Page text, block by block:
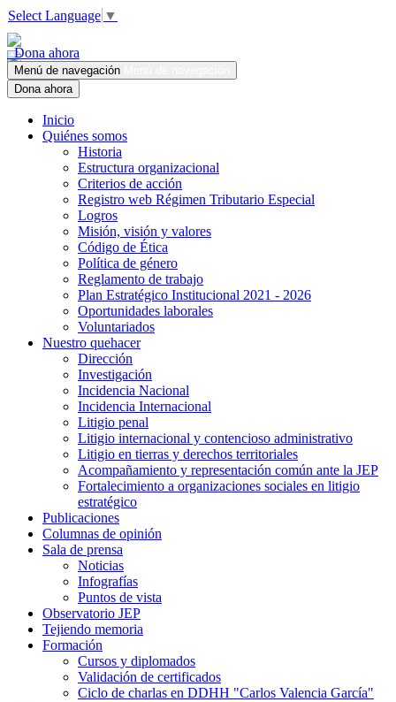
Select Language ▼
Dona ahora
Menú de navegación
Dona ahora
Inicio
Quiénes somos
Historia
Estructura organizacional
Criterios de acción
Registro web Régimen Tributario Especial
Logros
Misión, visión y valores
Código de Ética
Política de género
Reglamento de trabajo
Plan Estratégico Institucional 2021 - 2026
Oportunidades laborales
Voluntariados
Nuestro quehacer
Dirección
Investigación
Incidencia Nacional
Incidencia Internacional
Litigio penal
Litigio internacional y contencioso administrativo
Litigio en tierras y derechos territoriales
Acompañamiento y representación común ante la JEP
Fortalecimiento a organizaciones sociales en litigio
estratégico
Publicaciones
Columnas de opinión
Sala de prensa
Noticias
Infografías
Puntos de vista
Observatorio JEP
Tejiendo memoria
Formación
Cursos y diplomados
Validación de certificados
Ciclo de charlas en DDHH "Carlos Valencia García"